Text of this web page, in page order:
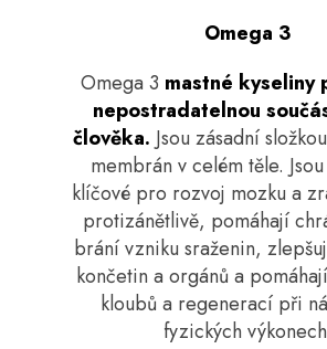
Omega 3
Omega 3 mastné kyseliny
nepostradatelnou
člověka. Jsou zásadní
membrán v celém těle.
klíčové pro rozvoj mozku a
protizánětlivě, pomáhají
brání vzniku sraženin,
končetin a orgánů a
kloubů a regenerací při
fyzických
HLEDAT